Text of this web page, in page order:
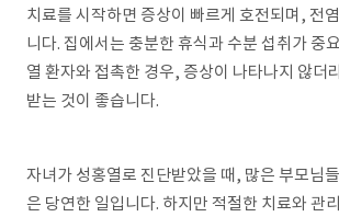
치료를 시작하면 증상이 빠르게 호전되며, 전
니다. 집에서는 충분한 휴식과 수분 섭취가 중
열 환자와 접촉한 경우, 증상이 나타나지 않더
받는 것이 좋습니다.
자녀가 성홍열로 진단받았을 때, 많은 부모님
은 당연한 일입니다. 하지만 적절한 치료와 관